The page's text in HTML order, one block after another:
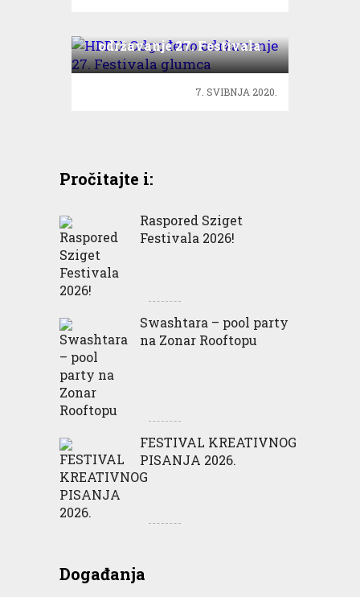
održavanje 27. Festivala
glumca
7. SVIBNJA 2020.
Pročitajte i:
Raspored Sziget
Festivala 2026!
Swashtara – pool party
na Zonar Rooftopu
FESTIVAL KREATIVNOG
PISANJA 2026.
Događanja